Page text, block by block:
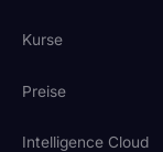
Kurse
Preise
Intelligence Cloud